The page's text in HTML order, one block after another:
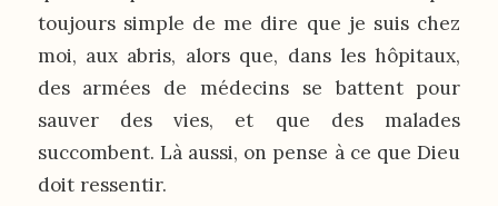
toujours simple de me dire que je suis chez
moi, aux abris, alors que, dans les hôpitaux,
des armées de médecins se battent pour
sauver des vies, et que des malades
succombent. Là aussi, on pense à ce que Dieu
doit ressentir.